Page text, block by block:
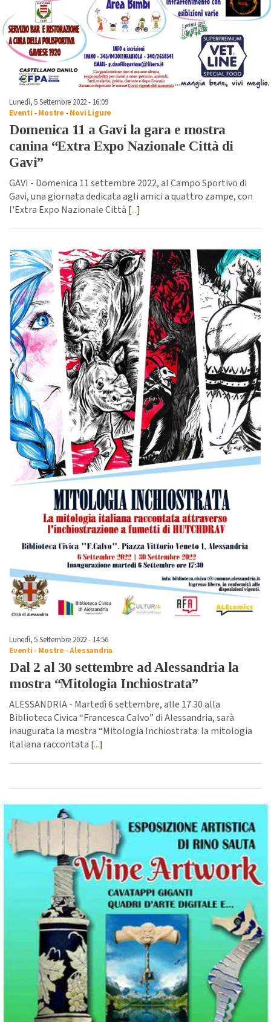
Lunedì, 5 Settembre 2022 - 16:09
Eventi -Mostre -Novi Ligure
Domenica 11 a Gavi la gara e mostra
canina “Extra Expo Nazionale Città di
Gavi”
GAVI - Domenica 11 settembre 2022, al Campo Sportivo di
Gavi, una giornata dedicata agli amici a quattro zampe, con
l'Extra Expo Nazionale Città [...]
Lunedì, 5 Settembre 2022 - 14:56
Eventi -Mostre -Alessandria
Dal 2 al 30 settembre ad Alessandria la
mostra “Mitologia Inchiostrata”
ALESSANDRIA - Martedì 6 settembre, alle 17.30 alla
Biblioteca Civica “Francesca Calvo” di Alessandria, sarà
inaugurata la mostra “Mitologia Inchiostrata: la mitologia
italiana raccontata [...]